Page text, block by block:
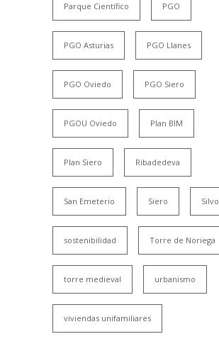
Parque Científico PGO
PGO Asturias PGO Llanes
PGO Oviedo PGO Siero
PGOU Oviedo Plan BIM
Plan Siero Ribadedeva
San Emeterio Siero
sostenibilidad Torre de Noriega
torre medieval urbanismo
viviendas unifamiliares